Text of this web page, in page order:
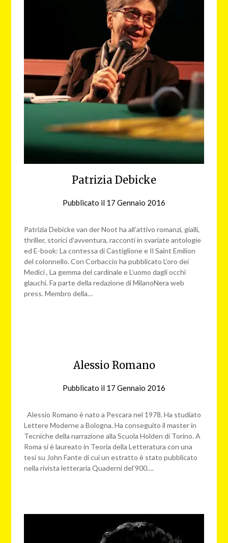
Patrizia Debicke
Pubblicato il 17 Gennaio 2016
web
Patrizia Debicke van der Noot ha all’attivo romanzi, gialli,
thriller, storici d’avventura, racconti in svariate antologie
ed E-book: La contessa di Castiglione e Il Saint Emilion
del colonnello. Con Corbaccio ha pubblicato L’oro dei
Medici , La gemma del cardinale e L’uomo dagli occhi
glauchi. Fa parte della redazione di MilanoNera web
press. Membro della…
Alessio Romano
Pubblicato il 17 Gennaio 2016
web
Alessio Romano è nato a Pescara nel 1978. Ha studiato
Lettere Moderne a Bologna. Ha conseguito il master in
Tecniche della narrazione alla Scuola Holden di Torino. A
Roma si è laureato in Teoria della Letteratura con una
tesi su John Fante di cui un estratto è stato pubblicato
nella rivista letteraria Quaderni del’900….